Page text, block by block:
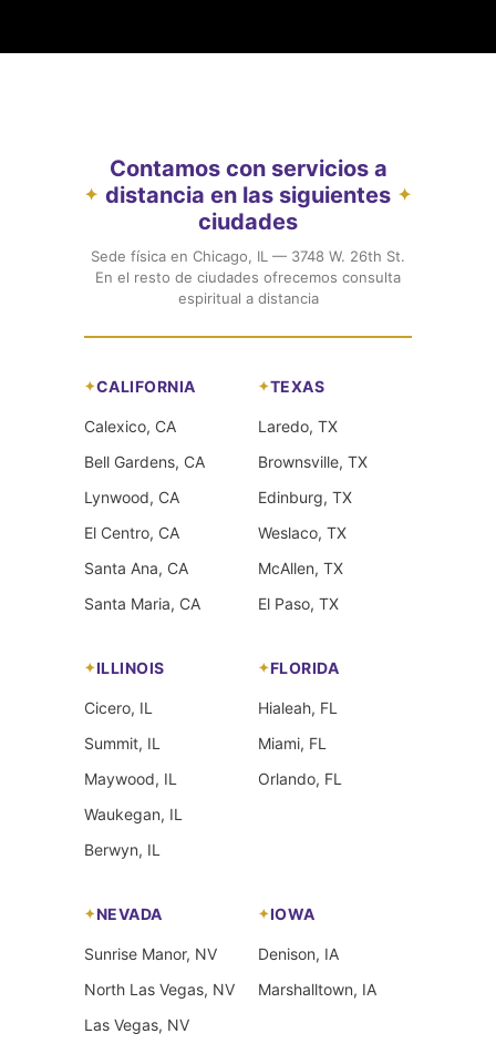
✦
Contamos con servicios a
distancia en las siguientes
ciudades
✦
Sede física en Chicago, IL — 3748 W. 26th St.
En el resto de ciudades ofrecemos consulta
espiritual a distancia
CALIFORNIA
Calexico, CA
Bell Gardens, CA
Lynwood, CA
El Centro, CA
Santa Ana, CA
Santa Maria, CA
TEXAS
Laredo, TX
Brownsville, TX
Edinburg, TX
Weslaco, TX
McAllen, TX
El Paso, TX
ILLINOIS
Cicero, IL
Summit, IL
Maywood, IL
Waukegan, IL
Berwyn, IL
FLORIDA
Hialeah, FL
Miami, FL
Orlando, FL
NEVADA
Sunrise Manor, NV
North Las Vegas, NV
Las Vegas, NV
IOWA
Denison, IA
Marshalltown, IA